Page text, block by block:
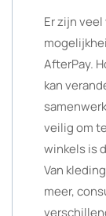
Er zijn
AfterPay.
kan
veilig om
winkels is
Van
meer,